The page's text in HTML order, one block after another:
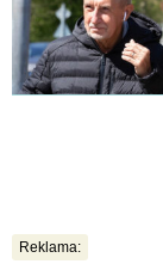
Reklama: